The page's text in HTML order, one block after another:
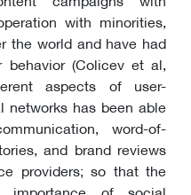
with minorities,
the world and have had
(Colicev et al,
aspects of user-
networks has been able
word-of-
and brand reviews
providers; so that the